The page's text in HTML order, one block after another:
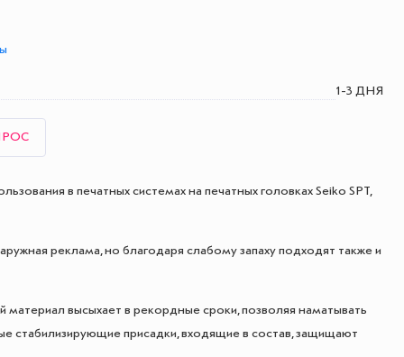
1-3 ДНЯ
в печатных системах на печатных головках Seiko SPT,
реклама, но благодаря слабому запаху подходят также и
высыхает в рекордные сроки, позволяя наматывать
стабилизирующие присадки, входящие в состав, защищают